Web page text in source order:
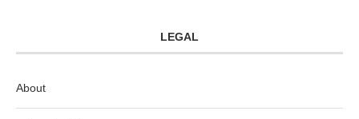
LEGAL
About